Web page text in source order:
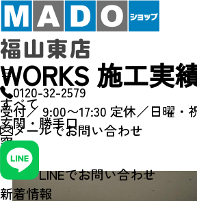
0120-32-2579
受付／ 9:00〜17:30 定休／日曜・
メールでお問い合わせ
LINEでお問い合わせ
新着情報
WORKS 施工実
すべて
玄関・勝手口
窓
その他